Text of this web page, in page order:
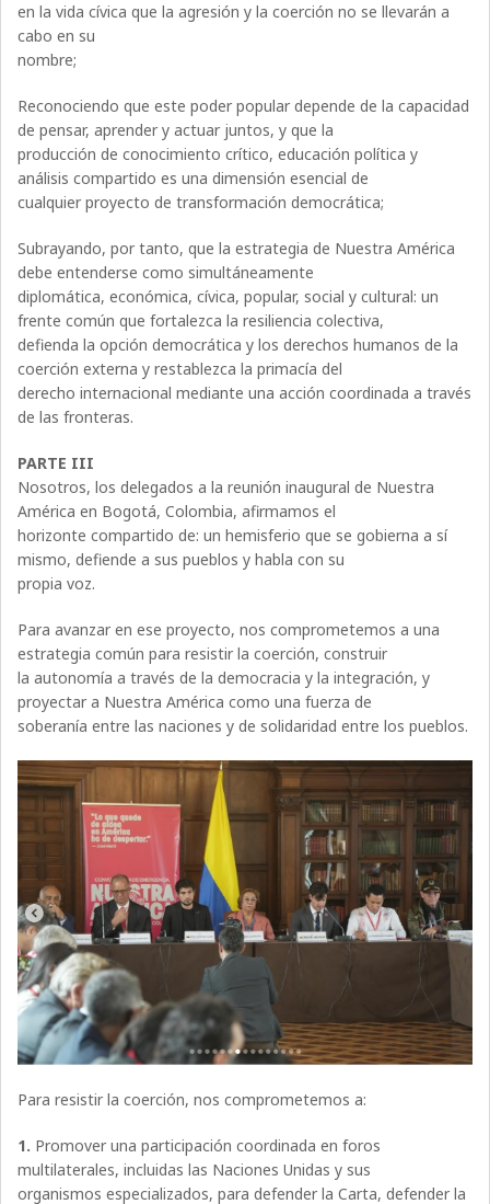
en la vida cívica que la agresión y la coerción no se llevarán a
cabo en su
nombre;
Reconociendo que este poder popular depende de la capacidad
de pensar, aprender y actuar juntos, y que la
producción de conocimiento crítico, educación política y
análisis compartido es una dimensión esencial de
cualquier proyecto de transformación democrática;
Subrayando, por tanto, que la estrategia de Nuestra América
debe entenderse como simultáneamente
diplomática, económica, cívica, popular, social y cultural: un
frente común que fortalezca la resiliencia colectiva,
defienda la opción democrática y los derechos humanos de la
coerción externa y restablezca la primacía del
derecho internacional mediante una acción coordinada a través
de las fronteras.
PARTE III
Nosotros, los delegados a la reunión inaugural de Nuestra
América en Bogotá, Colombia, afirmamos el
horizonte compartido de: un hemisferio que se gobierna a sí
mismo, defiende a sus pueblos y habla con su
propia voz.
Para avanzar en ese proyecto, nos comprometemos a una
estrategia común para resistir la coerción, construir
la autonomía a través de la democracia y la integración, y
proyectar a Nuestra América como una fuerza de
soberanía entre las naciones y de solidaridad entre los pueblos.
Para resistir la coerción, nos comprometemos a:
1. Promover una participación coordinada en foros
multilaterales, incluidas las Naciones Unidas y sus
organismos especializados, para defender la Carta, defender la